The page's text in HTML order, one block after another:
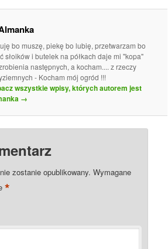
bo muszę, piekę bo lubię, przetwarzam bo
słoików i butelek na półkach daje mi "kopa"
następnych, a kocham.... z rzeczy
- Kocham mój ogród !!!
wszystkie wpisy, których autorem jest
→
zostanie opublikowany. Wymagane
*